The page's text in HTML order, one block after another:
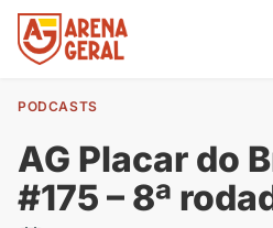
PODCASTS
AG Placar do
#175 – 8ª